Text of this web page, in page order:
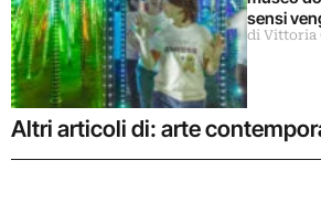
sensi
di Vittoria
Altri articoli di: arte